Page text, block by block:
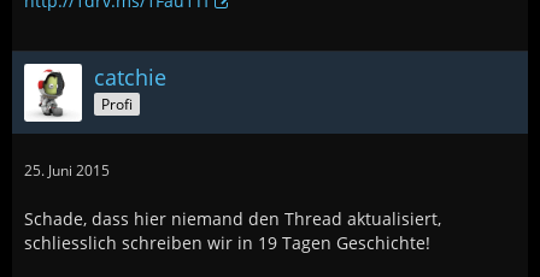
catchie
Profi
25. Juni 2015
Schade, dass hier niemand den Thread aktualisiert,
schliesslich schreiben wir in 19 Tagen Geschichte!